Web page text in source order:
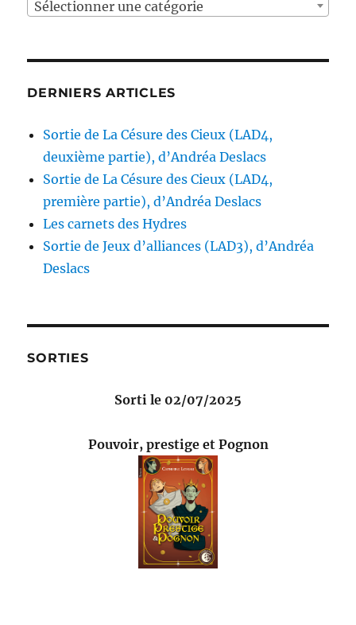
Sélectionner une catégorie
DERNIERS ARTICLES
Sortie de La Césure des Cieux (LAD4,
deuxième partie), d’Andréa Deslacs
Sortie de La Césure des Cieux (LAD4,
première partie), d’Andréa Deslacs
Les carnets des Hydres
Sortie de Jeux d’alliances (LAD3), d’Andréa
Deslacs
SORTIES
Sorti le 02/07/2025
Pouvoir, prestige et Pognon